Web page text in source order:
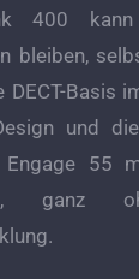
400
bleiben,
DECT-Basis
und
55
ganz